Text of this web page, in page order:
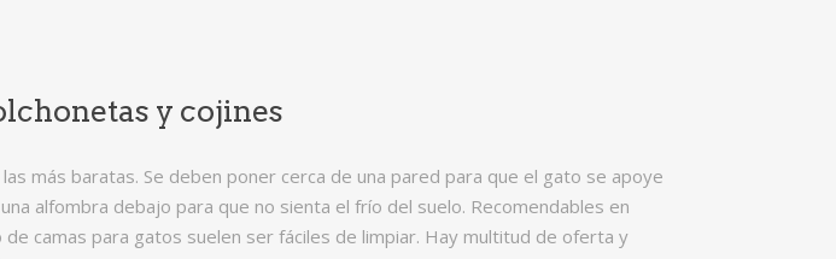
y cojines
más baratas. Se deben poner cerca de una pared para que el gato se apoye
alfombra debajo para que no sienta el frío del suelo. Recomendables en
camas para gatos suelen ser fáciles de limpiar. Hay multitud de oferta y